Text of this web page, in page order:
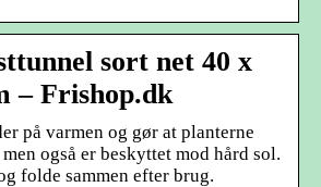
sort net 40 x
– Frishop.dk
på varmen og gør at planterne
også er beskyttet mod hård sol.
folde sammen efter brug.